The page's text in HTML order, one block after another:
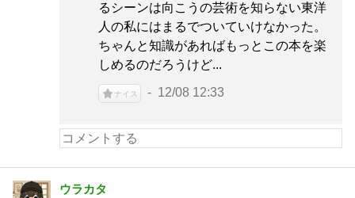
るシーンは向こうの芸術を知らない東洋
人の私にはまるでついていけなかった。
ちゃんと知識があればもっとこの本を楽
しめるのだろうけど...
ナイス 12/08 12:33
ウラカタ